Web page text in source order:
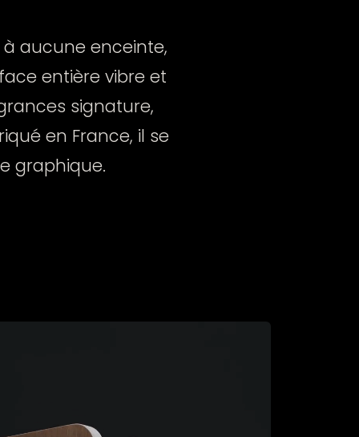
aucune enceinte,
entière vibre et
signature,
en France, il se
graphique.